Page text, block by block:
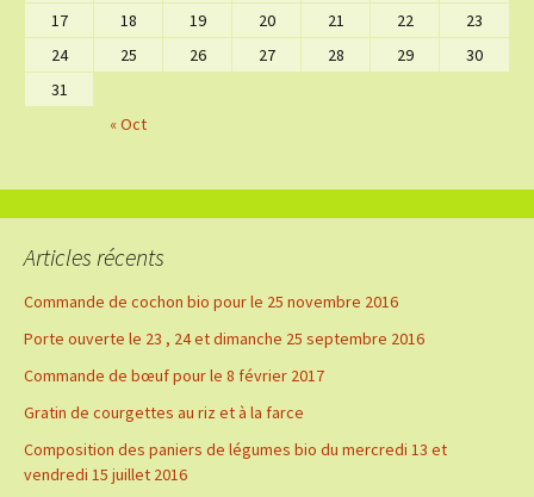
« Oct
17 18 19 20 21 22
23
24
25 26 27 28 29
30
31
Articles récents
Commande de cochon bio pour le 25 novembre 2016
Porte ouverte le 23 , 24 et dimanche 25 septembre 2016
Commande de bœuf pour le 8 février 2017
Gratin de courgettes au riz et à la farce
Composition des paniers de légumes bio du mercredi 13 et
vendredi 15 juillet 2016